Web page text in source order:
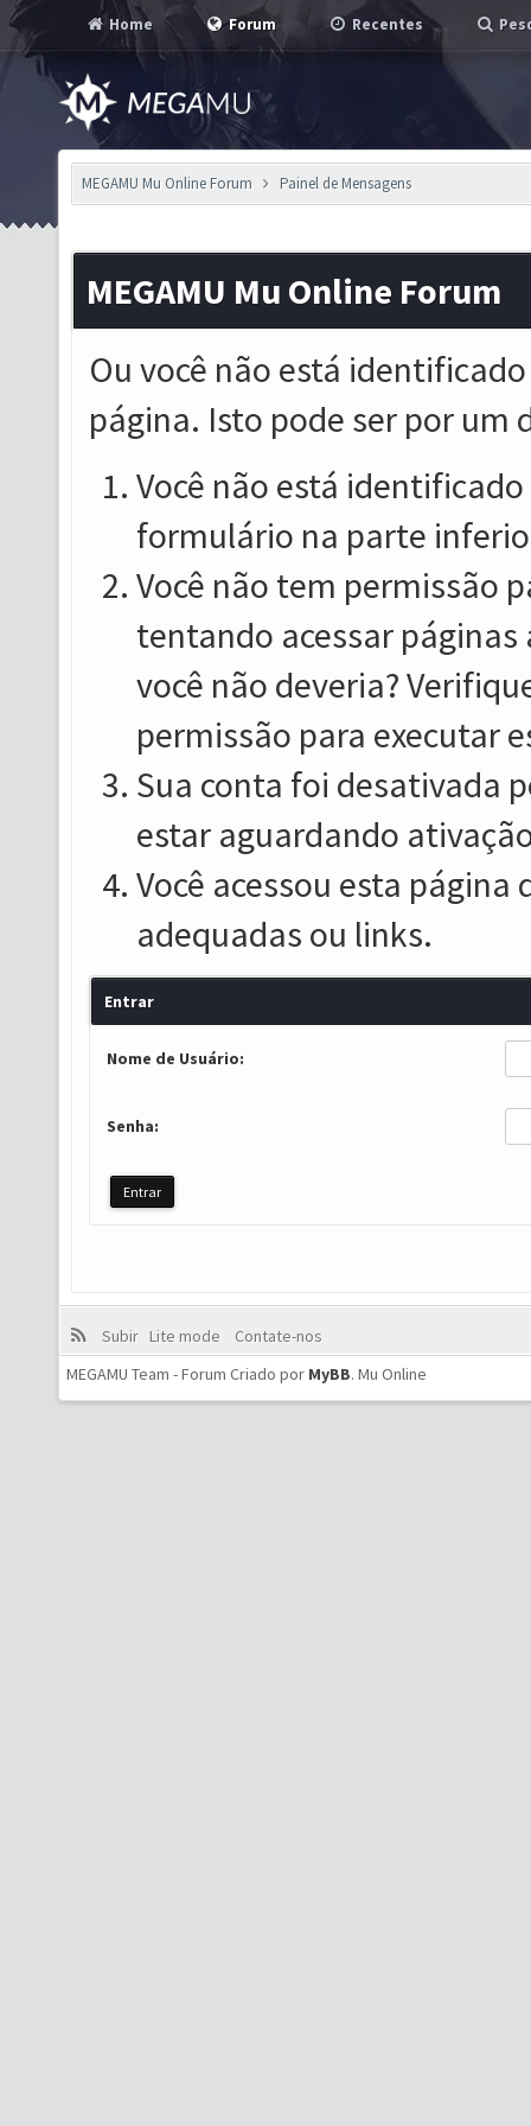
Home Forum Recentes
MEGAMU Mu Online Forum Painel de Mensagens
MEGAMU Mu Online Forum
Ou você não está
página. Isto pode ser por um
Você não está
formulário na parte
Você não tem permissão
tentando acessar
você não deveria?
permissão para executar
Sua conta foi desativada
estar aguardando
Você acessou esta
adequadas ou links.
Entrar
Nome de Usuário:
Senha:
Subir Lite mode
Contate-nos
MEGAMU Team - Forum Criado por MyBB. Mu Online